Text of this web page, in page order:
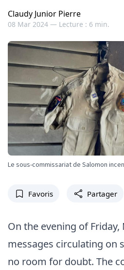
Claudy Junior Pierre
08 Mar 2024 — Lecture : 6 min.
Le sous-commissariat de Salomon
Favoris Partager
On the evening of Friday,
messages circulating on
no room for doubt. The